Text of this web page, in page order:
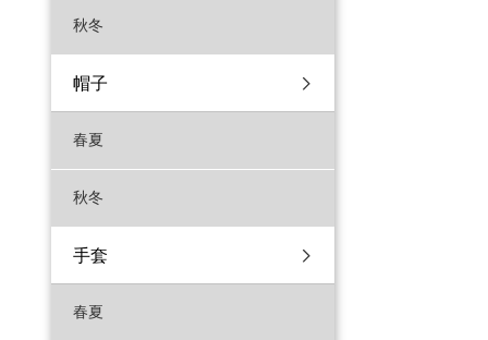
秋冬
帽子
春夏
秋冬
手套
春夏